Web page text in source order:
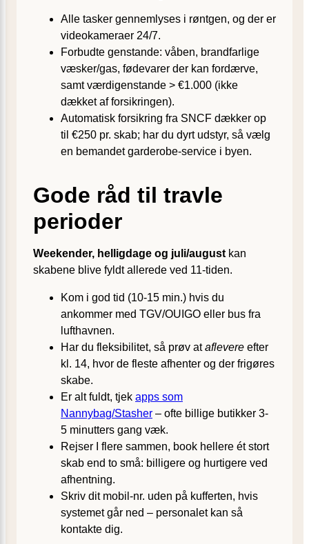
Alle tasker gennemlyses i røntgen, og der er
videokameraer 24/7.
Forbudte genstande: våben, brandfarlige
væsker/gas, fødevarer der kan fordærve,
samt værdigenstande > €1.000 (ikke
dækket af forsikringen).
Automatisk forsikring fra SNCF dækker op
til €250 pr. skab; har du dyrt udstyr, så vælg
en bemandet garderobe-service i byen.
Gode råd til travle
perioder
Weekender, helligdage og juli/august kan
skabene blive fyldt allerede ved 11-tiden.
Kom i god tid (10-15 min.) hvis du
ankommer med TGV/OUIGO eller bus fra
lufthavnen.
Har du fleksibilitet, så prøv ataflevere efter
kl. 14, hvor de fleste afhenter og der frigøres
skabe.
Er alt fuldt, tjek apps som
Nannybag/Stasher – ofte billige butikker 3-
5 minutters gang væk.
Rejser I flere sammen, book hellere ét stort
skab end to små: billigere og hurtigere ved
afhentning.
Skriv dit mobil-nr. uden på kufferten, hvis
systemet går ned – personalet kan så
kontakte dig.